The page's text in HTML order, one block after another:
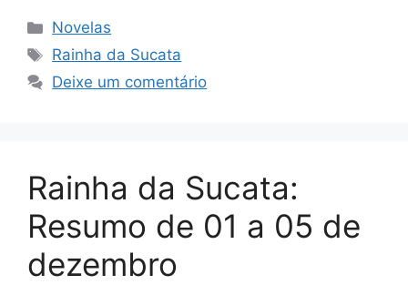
Categorias
Novelas
Tags
Rainha da Sucata
Deixe um comentário
Rainha da Sucata:
Resumo de 01 a 05 de
dezembro